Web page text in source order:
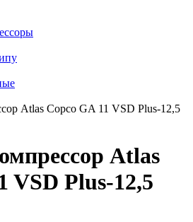
Atlas Copco GA 11 VSD Plus-12,5
Atlas
VSD Plus-12,5